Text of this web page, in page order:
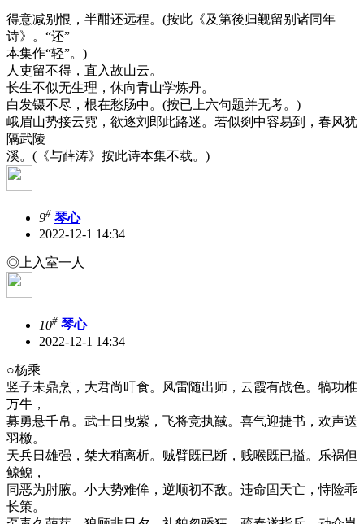
得意减别恨，半酣还远程。(按此《及第後归觐留别诸同年
诗》。“还”
本集作“轻”。)
人吏留不得，直入故山云。
长生不似无生理，休向青山学炼丹。
白发镊不尽，根在愁肠中。(按已上六句题并无考。)
峨眉山势接云霓，欲逐刘郎此路迷。若似剡中容易到，春风犹
隔武陵
溪。(《与薛涛》按此诗本集不载。)
9# 琴心
2022-12-1 14:34
◎上入室一人
10# 琴心
2022-12-1 14:34
○杨乘
竖子未鼎烹，大君尚旰食。风雷随出师，云霞有战色。犒功椎
万牛，
募勇悬千帛。武士日曳紫，飞将竞执馘。喜气迎捷书，欢声送
羽檄。
天兵日雄强，桀犬稍离析。贼臂既已断，贱喉既已搤。乐祸但
鲸鲵，
同恶为肘腋。小大势难侔，逆顺初不敌。违命固天亡，恃险乖
长策。